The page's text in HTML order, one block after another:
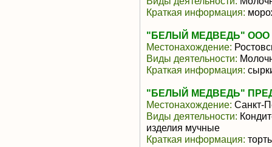
Краткая информация:
"БЕЛЫЙ МЕДВЕДЬ" ООО
Местонахождение:
Виды деятельности:
Краткая информация:
"БЕЛЫЙ МЕДВЕДЬ"
Местонахождение: Санкт-
Виды деятельности:
изделия мучные
Краткая информация: